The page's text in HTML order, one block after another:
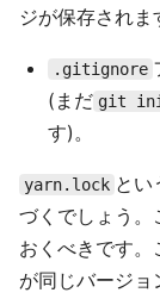
ジが保存されま
.gitignore
(まだ git
す)。
yarn.lock とい
づくでしょう。
おくべきです。
が同じバージョ